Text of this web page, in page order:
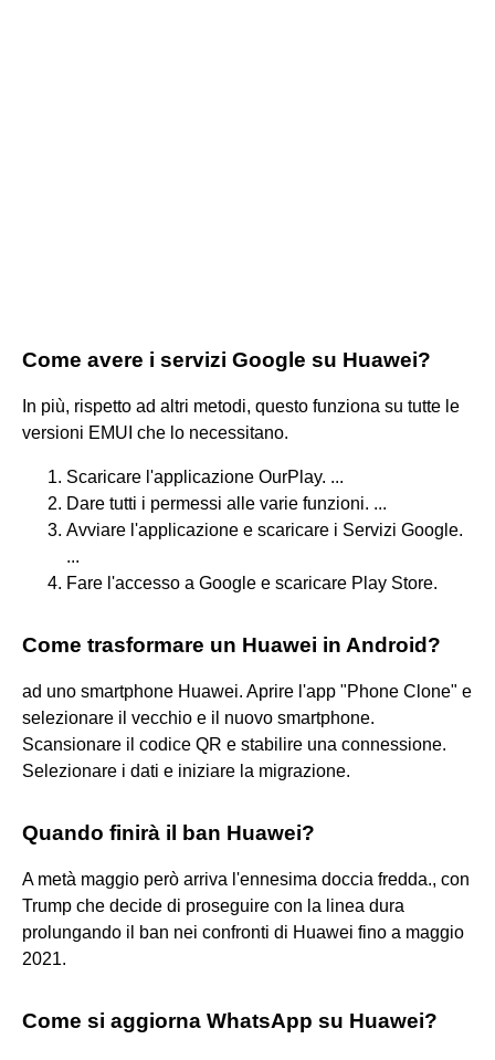
Come avere i servizi Google su Huawei?
In più, rispetto ad altri metodi, questo funziona su tutte le
versioni EMUI che lo necessitano.
Scaricare l'applicazione OurPlay. ...
Dare tutti i permessi alle varie funzioni. ...
Avviare l'applicazione e scaricare i Servizi Google.
...
Fare l'accesso a Google e scaricare Play Store.
Come trasformare un Huawei in Android?
ad uno smartphone Huawei. Aprire l'app "Phone Clone" e
selezionare il vecchio e il nuovo smartphone.
Scansionare il codice QR e stabilire una connessione.
Selezionare i dati e iniziare la migrazione.
Quando finirà il ban Huawei?
A metà maggio però arriva l'ennesima doccia fredda., con
Trump che decide di proseguire con la linea dura
prolungando il ban nei confronti di Huawei fino a maggio
2021.
Come si aggiorna WhatsApp su Huawei?